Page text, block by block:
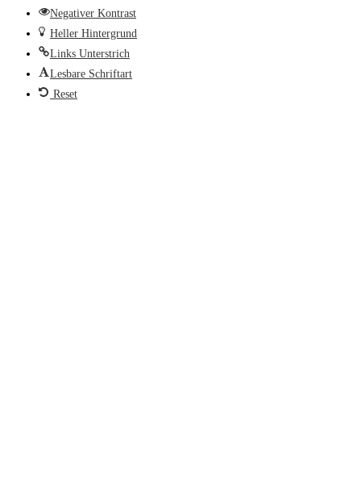
Negativer Kontrast
Heller Hintergrund
Links Unterstrich
Lesbare Schriftart
Reset